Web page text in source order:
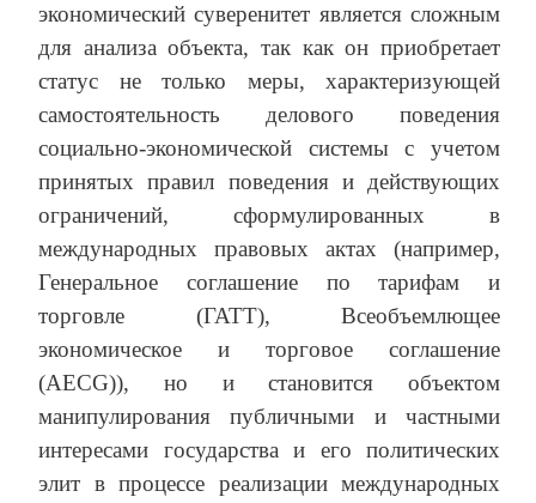
экономический суверенитет является сложным
для анализа объекта, так как он приобретает
статус не только меры, характеризующей
самостоятельность делового поведения
социально-экономической системы с учетом
принятых правил поведения и действующих
ограничений, сформулированных в
международных правовых актах (например,
Генеральное соглашение по тарифам и
торговле (ГАТТ), Всеобъемлющее
экономическое и торговое соглашение
(AECG)), но и становится объектом
манипулирования публичными и частными
интересами государства и его политических
элит в процессе реализации международных